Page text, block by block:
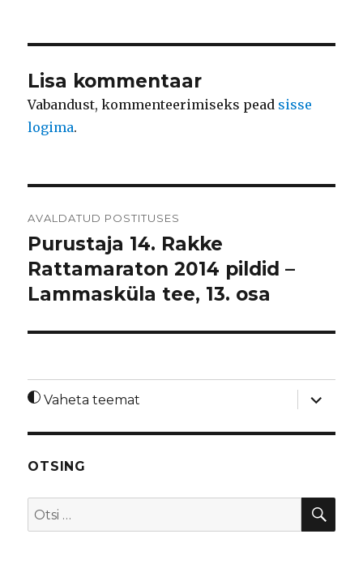
Lisa kommentaar
Vabandust, kommenteerimiseks pead sisse
logima.
AVALDATUD POSTITUSES
Purustaja 14. Rakke
Rattamaraton 2014 pildid –
Lammasküla tee, 13. osa
Vaheta teemat
laienda
OTSING
Otsi: